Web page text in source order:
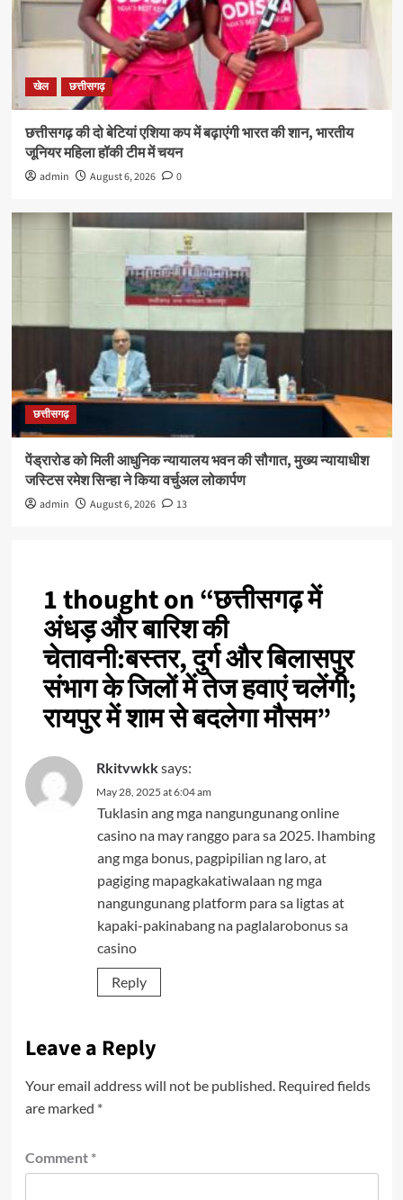
खेल छत्तीसगढ़
छत्तीसगढ़ की दो बेटियां एशिया कप में बढ़ाएंगी भारत की शान, भारतीय
जूनियर महिला हॉकी टीम में चयन
admin August 6, 2026 0
छत्तीसगढ़
पेंड्रारोड को मिली आधुनिक न्यायालय भवन की सौगात, मुख्य न्यायाधीश
जस्टिस रमेश सिन्हा ने किया वर्चुअल लोकार्पण
admin August 6, 2026 13
1 thought on “छत्तीसगढ़ में
अंधड़ और बारिश की
चेतावनी:बस्तर, दुर्ग और बिलासपुर
संभाग के जिलों में तेज हवाएं चलेंगी;
रायपुर में शाम से बदलेगा मौसम”
Rkitvwkksays:
May 28, 2025 at 6:04 am
Tuklasin ang mga nangungunang online
casino na may ranggo para sa 2025. Ihambing
ang mga bonus, pagpipilian ng laro, at
pagiging mapagkakatiwalaan ng mga
nangungunang platform para sa ligtas at
kapaki-pakinabang na paglalarobonus sa
casino
Reply
Leave a Reply
Your email address will not be published. Required fields
are marked *
Comment *